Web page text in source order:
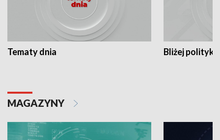
Tematy dnia Bliżej polityki
MAGAZYNY